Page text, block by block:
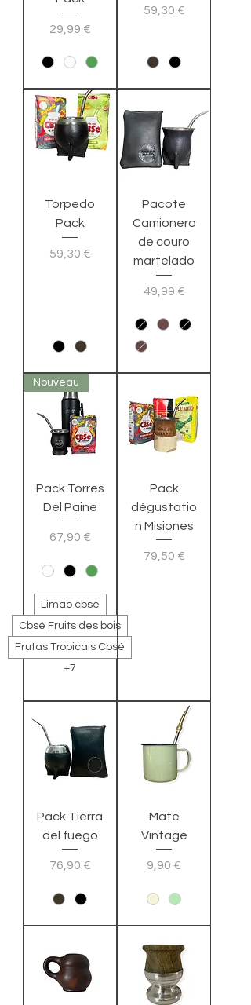
Preço
29,99 €
Preço
59,30 €
Torpedo
Pack
Preço
59,30 €
Pacote
Camionero
de couro
martelado
Preço
49,99 €
Nouveau
Pack Torres
Del Paine
Preço
67,90 €
Limão cbsé
Cbsé Fruits des bois
Frutas Tropicais Cbsé
+7
Pack
dégustatio
n Misiones
Preço
79,50 €
Pack Tierra
del fuego
Preço
76,90 €
Mate
Vintage
Preço
9,90 €